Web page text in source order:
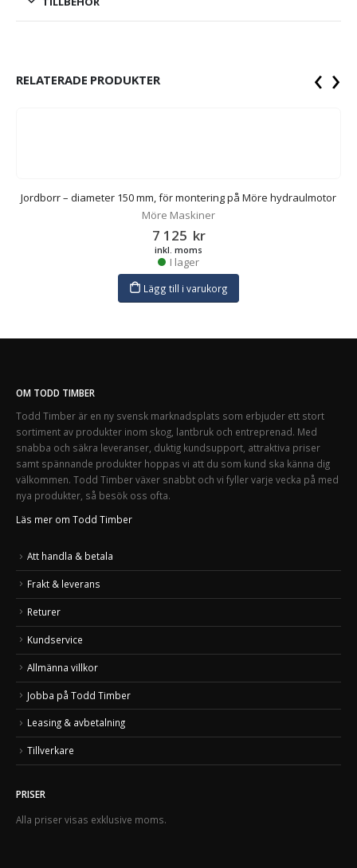
RELATERADE PRODUKTER
Jordborr – diameter 150 mm, för montering på Möre hydraulmotor
Möre Maskiner
7 125 kr
inkl. moms
I lager
Lägg till i varukorg
‹ ›
OM TODD TIMBER
Todd Timber är en ny svensk marknadsplats som erbjuder ett stort
sortiment av produkter inom skog, lantbruk och entreprenad. Med
snabba och säkra leveranser, duktig kundsupport, attraktiva priser
samt spännande produkter hoppas vi att du som kund ska känna dig
välkommen. Todd Timber växer snabbt och vi fyller varje vecka på med
nya produkter, så besök oss ofta.
Läs mer om Todd Timber
Att handla & betala
Frakt & leverans
Returer
Kundservice
Allmänna villkor
Jobba på Todd Timber
Leasing & avbetalning
Tillverkare
PRISER
Alla priser visas exklusive moms.